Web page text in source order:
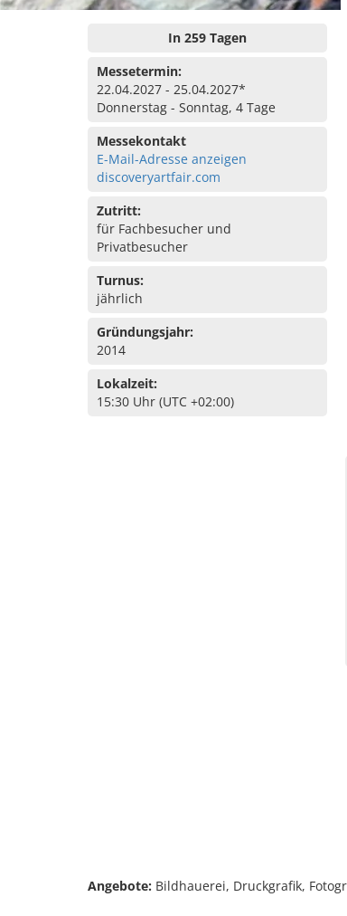
In 259 Tagen
Messetermin:
22.04.2027 - 25.04.2027*
Donnerstag - Sonntag, 4 Tage
Messekontakt
E-Mail-Adresse anzeigen
discoveryartfair.com
Zutritt:
für Fachbesucher und
Privatbesucher
Turnus:
jährlich
Gründungsjahr:
2014
Lokalzeit:
15:30 Uhr (UTC +02:00)
Angebote: Bildhauerei, Druckgrafik,